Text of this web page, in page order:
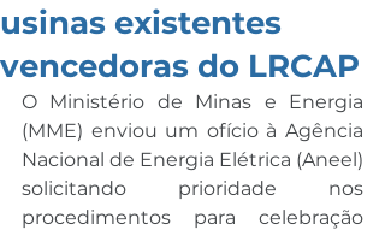
usinas existentes
vencedoras do LRCAP
O Ministério de Minas e Energia
(MME) enviou um ofício à Agência
Nacional de Energia Elétrica (Aneel)
solicitando prioridade nos
procedimentos para celebração